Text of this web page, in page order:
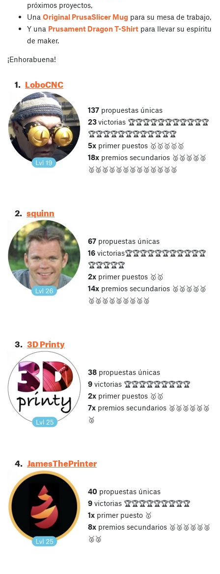
próximos proyectos,
Una Original PrusaSlicer Mug para su mesa de trabajo,
Y una Prusament Dragon T-Shirt para llevar su espíritu
de maker.
¡Enhorabuena!
1. LoboCNC
137 propuestas únicas
23victorias 🏆🏆🏆🏆🏆🏆🏆🏆🏆🏆🏆
🏆🏆🏆🏆🏆🏆🏆🏆🏆🏆🏆🏆
5x primer puestos 🥇🥇🥇🥇🥇
18x premios secundarios 🥈🥈🥈🥈🥈
🥈🥈🥈🥈🥈🥈🥈🥈🥈🥈🥈🥈🥈
2. squinn
67 propuestas únicas
16 victorias🏆🏆🏆🏆🏆🏆🏆🏆🏆🏆🏆
🏆🏆🏆🏆🏆
2x primer puestos 🥇🥇
14x premios secundarios 🥈🥈🥈🥈🥈
🥈🥈🥈🥈🥈🥈🥈🥈🥈
3. 3DPrinty
38 propuestas únicas
9 victorias 🏆🏆🏆🏆🏆🏆🏆🏆🏆
2x primer puestos 🥇🥇
7x premios secundarios 🥈🥈🥈🥈🥈🥈
🥈
4. JamesThePrinter
40 propuestas únicas
9 victorias 🏆🏆🏆🏆🏆🏆🏆🏆🏆
1x primer puesto 🥇
8x premios secundarios 🥈🥈🥈🥈🥈🥈
🥈🥈